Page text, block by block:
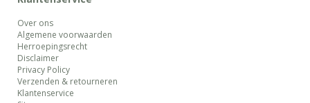
Over ons
Algemene voorwaarden
Herroepingsrecht
Disclaimer
Privacy Policy
Verzenden & retourneren
Klantenservice